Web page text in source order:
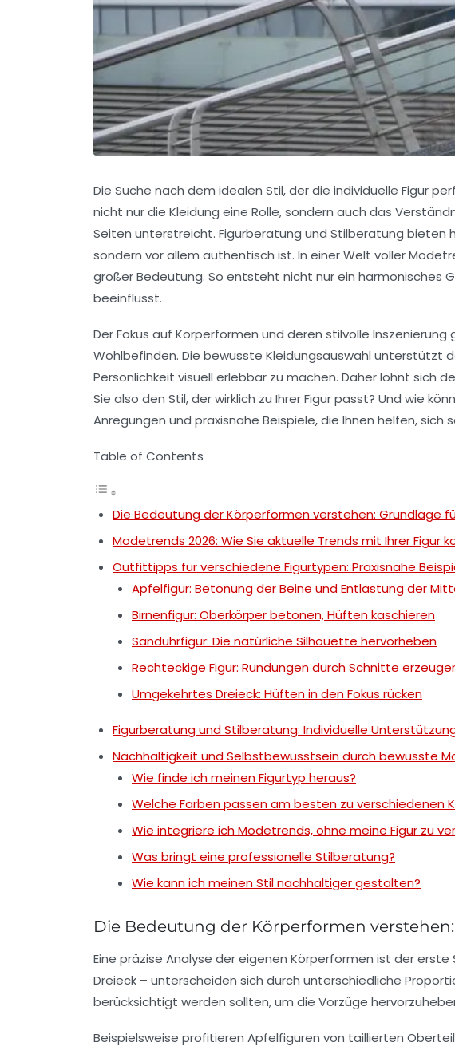
Die Suche nach dem idealen Stil, der die individuelle Figur
nicht nur die Kleidung eine Rolle, sondern auch das
Seiten unterstreicht. Figurberatung und Stilberatung bieten
sondern vor allem authentisch ist. In einer Welt voller
großer Bedeutung. So entsteht nicht nur ein harmonisches
beeinflusst.
Der Fokus auf Körperformen und deren stilvolle
Wohlbefinden. Die bewusste Kleidungsauswahl unterstützt
Persönlichkeit visuell erlebbar zu machen. Daher lohnt sich
Sie also den Stil, der wirklich zu Ihrer Figur passt? Und wie
Anregungen und praxisnahe Beispiele, die Ihnen helfen,
Table of Contents
Die Bedeutung der Körperformen verstehen: Grundlage
Modetrends 2026: Wie Sie aktuelle Trends mit Ihrer Figur
Outfittipps für verschiedene Figurtypen: Praxisnahe
Apfelfigur: Betonung der Beine und Entlastung der
Birnenfigur: Oberkörper betonen, Hüften kaschieren
Sanduhrfigur: Die natürliche Silhouette hervorheben
Rechteckige Figur: Rundungen durch Schnitte
Umgekehrtes Dreieck: Hüften in den Fokus rücken
Figurberatung und Stilberatung: Individuelle
Nachhaltigkeit und Selbstbewusstsein durch bewusste
Wie finde ich meinen Figurtyp heraus?
Welche Farben passen am besten zu verschiedenen
Wie integriere ich Modetrends, ohne meine Figur zu
Was bringt eine professionelle Stilberatung?
Wie kann ich meinen Stil nachhaltiger gestalten?
Die Bedeutung der Körperformen
Eine präzise Analyse der eigenen Körperformen ist der erste
Dreieck – unterscheiden sich durch unterschiedliche
berücksichtigt werden sollten, um die Vorzüge
Beispielsweise profitieren Apfelfiguren von taillierten